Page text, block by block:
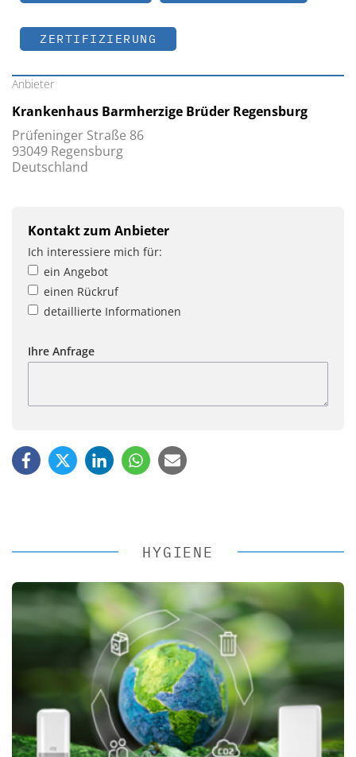
ZERTIFIZIERUNG
Anbieter
Krankenhaus Barmherzige Brüder Regensburg
Prüfeninger Straße 86
93049 Regensburg
Deutschland
Kontakt zum Anbieter
Ich interessiere mich für:
ein Angebot
einen Rückruf
detaillierte Informationen
Ihre Anfrage
HYGIENE